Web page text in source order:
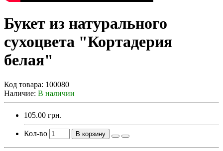
Букет из натурального
сухоцвета "Кортадерия
белая"
Код товара: 100080
Наличие: В наличии
105.00 грн.
Кол-во В корзину